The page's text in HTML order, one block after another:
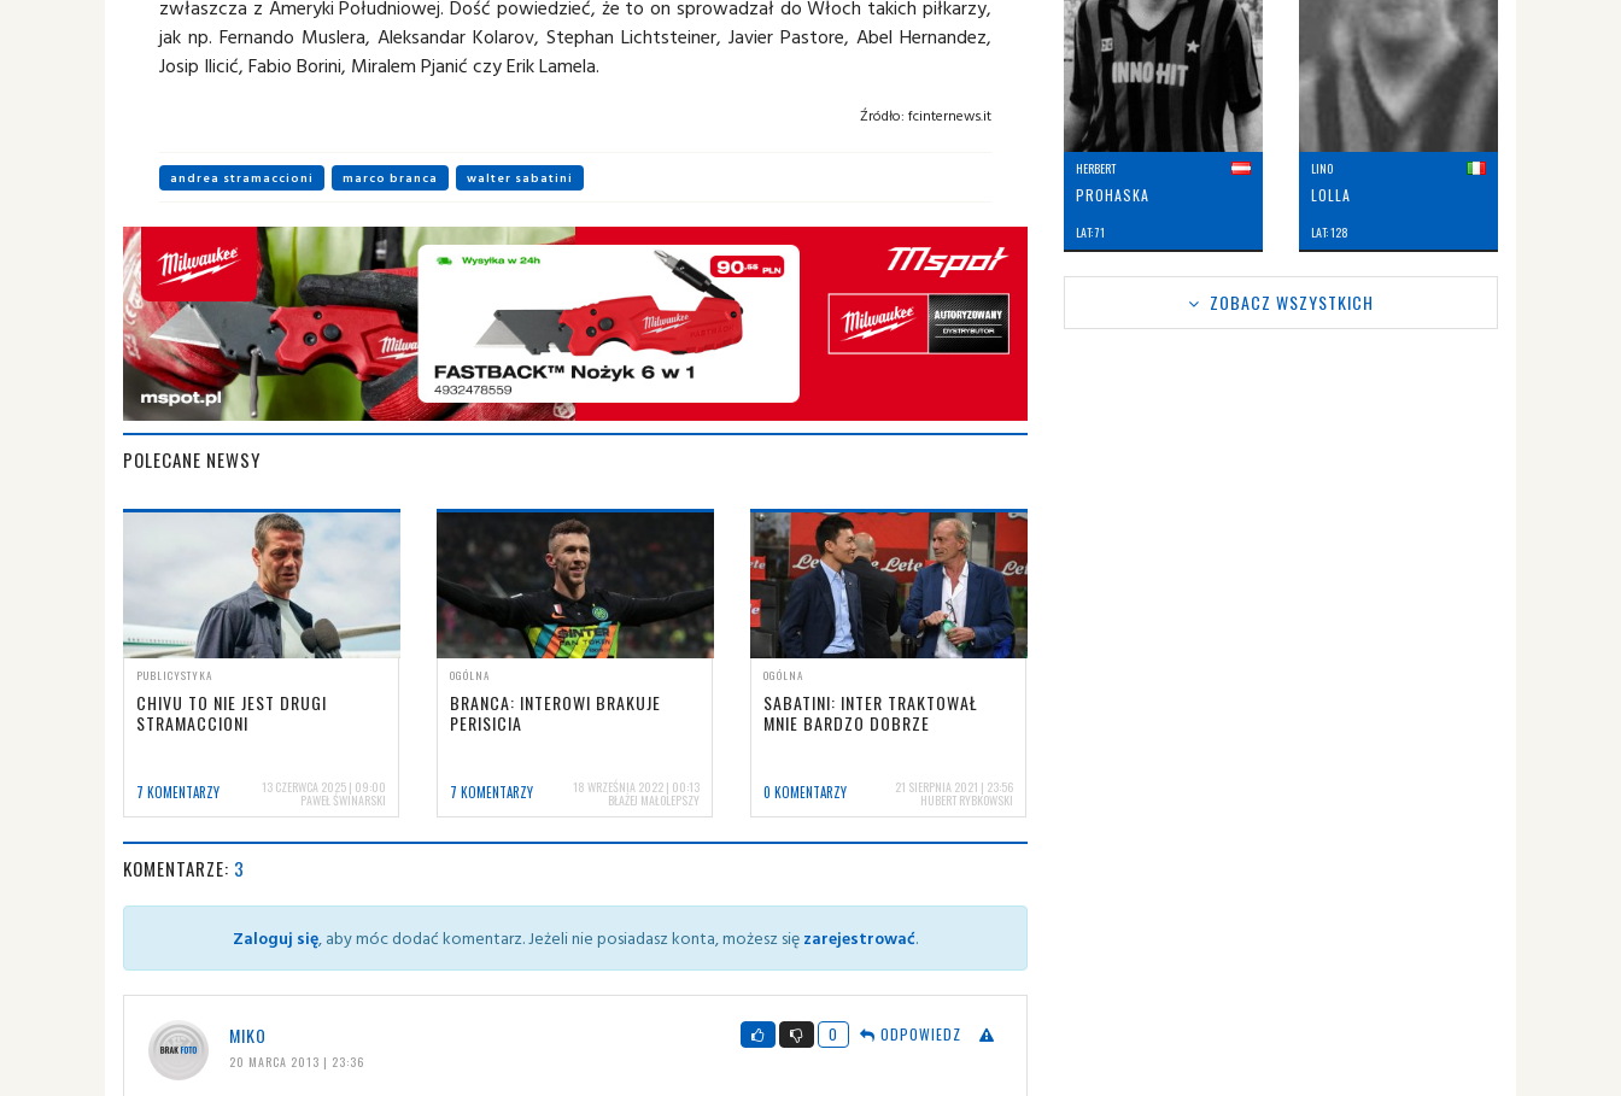
zwłaszcza z Ameryki Południowej. Dość powiedzieć, że to on sprowadzał do Włoch takich piłkarzy,
jak np. Fernando Muslera, Aleksandar Kolarov, Stephan Lichtsteiner, Javier Pastore, Abel Hernandez,
Josip Ilicić, Fabio Borini, Miralem Pjanić czy Erik Lamela.
Źródło: fcinternews.it
andrea stramaccioni marco branca walter sabatini
POLECANE NEWSY
PUBLICYSTYKA
CHIVU TO NIE JEST DRUGI
STRAMACCIONI
7 KOMENTARZY 13 CZERWCA 2025 | 09:00
PAWEŁ ŚWINARSKI
OGÓLNA
BRANCA: INTEROWI BRAKUJE
PERISICIA
7 KOMENTARZY 18 WRZEŚNIA 2022 | 00:13
BŁAŻEJ MAŁOLEPSZY
OGÓLNA
SABATINI: INTER TRAKTOWAŁ
MNIE BARDZO DOBRZE
0 KOMENTARZY 21 SIERPNIA 2021 | 23:56
HUBERT RYBKOWSKI
KOMENTARZE: 3
Zaloguj się, aby móc dodać komentarz. Jeżeli nie posiadasz konta, możesz sięzarejestrować.
MIKO
20 MARCA 2013 | 23:36
0 ODPOWIEDZ
HERBERT
PROHASKA
LAT: 71
LINO
LOLLA
LAT: 128
ZOBACZ WSZYSTKICH